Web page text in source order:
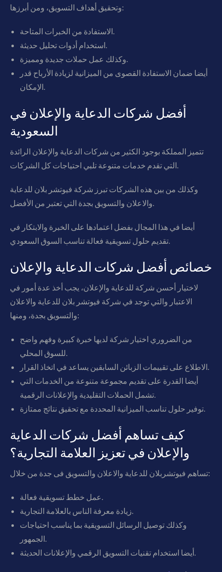
وتحقيق أهداف التسويق، ومن أبرزها:
الاستفادة من الخبرات المتاحة.
استخدام أدوات تحليل حديثة.
وكذلك عمل حملات جديدة ومميزة.
أيضا ضمان الاستفادة القصوى من الميزانية لزيادة الأرباح قدر
الإمكان.
أفضل شركات الدعاية والإعلان في
السعودية
تتميز المملكة بوجود الكثير من شركات الدعاية والإعلان الرائدة
التي تقدم خدمات متنوعة تلبي احتياجات كل الشركات.
وكذلك من بين هذه الشركات تبرز شركة فيوتشر بلان للدعاية
والاعلان والتسويق بجدة التي تعتبر من الأفضل.
أيضا في هذا المجال بفضل اعتمادها على الخبرة والابتكار في
تقديم حلول تسويقية فعالة تناسب السوق السعودي.
خصائص أفضل شركات الدعاية والإعلان
لاختيار أحسن شركة للدعاية والإعلان، يجب أخذ عدة أمور في
الاعتبار والتي توجد في شركة فيوتشر بلان للدعاية والاعلان
والتسويق بجدة، ومنها:
من الضروري اختيار شركة لديها خبرة كبيرة وفهم واضح
للسوق المحلي.
الاطلاع على تقييمات الزبائن السابقين يساعد في اتخاذ القرار.
أيضا القدرة على تقديم مجموعة متنوعة من الخدمات التي
تشمل الحملات التقليدية والإعلانات الرقمية.
توفير حلول تناسب الميزانية المحددة مع تحقيق نتائج ممتازة.
كيف تساهم أفضل شركات الدعاية
والإعلان في تعزيز العلامة التجارية؟
تساهم فيوتشربلان للدعاية والاعلان والتسويق فى جدة من خلال:
عمل خطط تسويقية فعالة.
زيادة معرفة الناس بالعلامة التجارية.
وكذلك توصيل الرسائل التسويقية بما يناسب احتياجات
الجمهور.
أيضا استخدام تقنيات التسويق الرقمي والإعلانات الحديثة.